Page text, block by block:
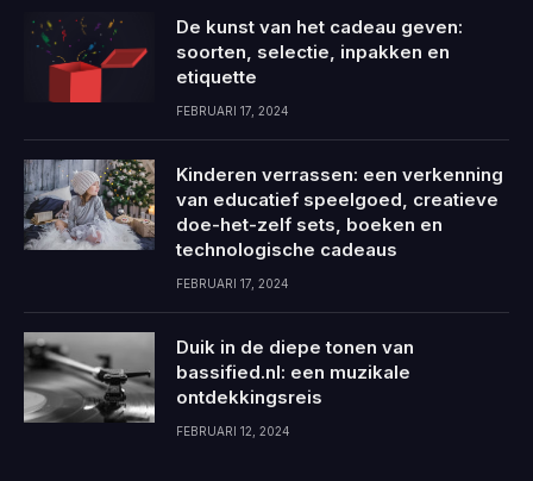
De kunst van het cadeau geven:
soorten, selectie, inpakken en
etiquette
FEBRUARI 17, 2024
Kinderen verrassen: een verkenning
van educatief speelgoed, creatieve
doe-het-zelf sets, boeken en
technologische cadeaus
FEBRUARI 17, 2024
Duik in de diepe tonen van
bassified.nl: een muzikale
ontdekkingsreis
FEBRUARI 12, 2024